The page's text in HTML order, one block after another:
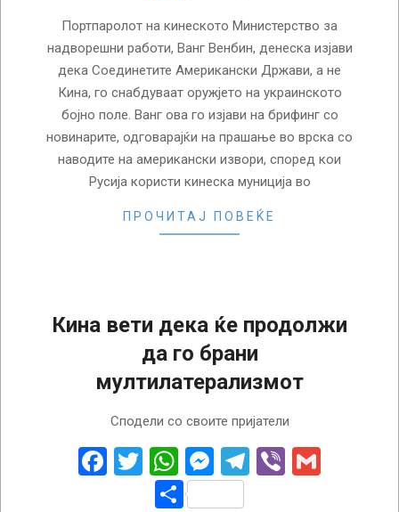
Портпаролот на кинеското Министерство за
надворешни работи, Ванг Венбин, денеска изјави
дека Соединетите Американски Држави, а не
Кина, го снабдуваат оружјето на украинското
бојно поле. Ванг ова го изјави на брифинг со
новинарите, одговарајќи на прашање во врска со
наводите на американски извори, според кои
Русија користи кинеска муниција во
ПРОЧИТАЈ ПОВЕЌЕ
Кина вети дека ќе продолжи
да го брани
мултилатерализмот
Сподели со своите пријатели
Facebook
Twitter
WhatsApp
Messenger
Telegram
Viber
Share